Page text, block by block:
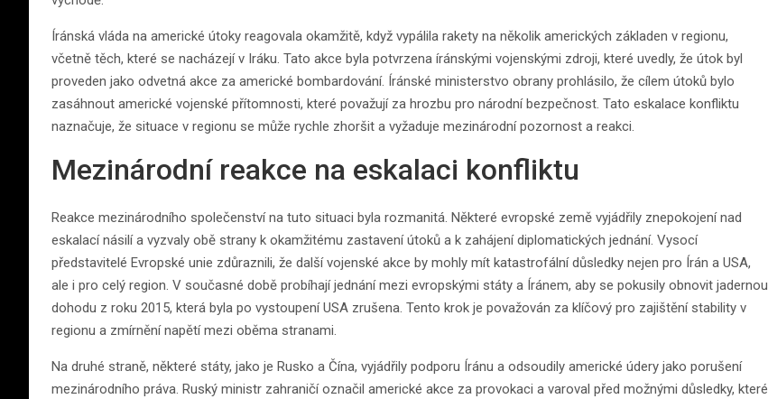
Íránská vláda na americké útoky reagovala okamžitě, když vypálila rakety na několik amerických základen v regionu,
včetně těch, které se nacházejí v Iráku. Tato akce byla potvrzena íránskými vojenskými zdroji, které uvedly, že útok byl
proveden jako odvetná akce za americké bombardování. Íránské ministerstvo obrany prohlásilo, že cílem útoků bylo
zasáhnout americké vojenské přítomnosti, které považují za hrozbu pro národní bezpečnost. Tato eskalace konfliktu
naznačuje, že situace v regionu se může rychle zhoršit a vyžaduje mezinárodní pozornost a reakci.
Mezinárodní reakce na eskalaci konfliktu
Reakce mezinárodního společenství na tuto situaci byla rozmanitá. Některé evropské země vyjádřily znepokojení nad
eskalací násilí a vyzvaly obě strany k okamžitému zastavení útoků a k zahájení diplomatických jednání. Vysocí
představitelé Evropské unie zdůraznili, že další vojenské akce by mohly mít katastrofální důsledky nejen pro Írán a USA,
ale i pro celý region. V současné době probíhají jednání mezi evropskými státy a Íránem, aby se pokusily obnovit jadernou
dohodu z roku 2015, která byla po vystoupení USA zrušena. Tento krok je považován za klíčový pro zajištění stability v
regionu a zmírnění napětí mezi oběma stranami.
Na druhé straně, některé státy, jako je Rusko a Čína, vyjádřily podporu Íránu a odsoudily americké údery jako porušení
mezinárodního práva. Ruský ministr zahraničí označil americké akce za provokaci a varoval před možnými důsledky, které